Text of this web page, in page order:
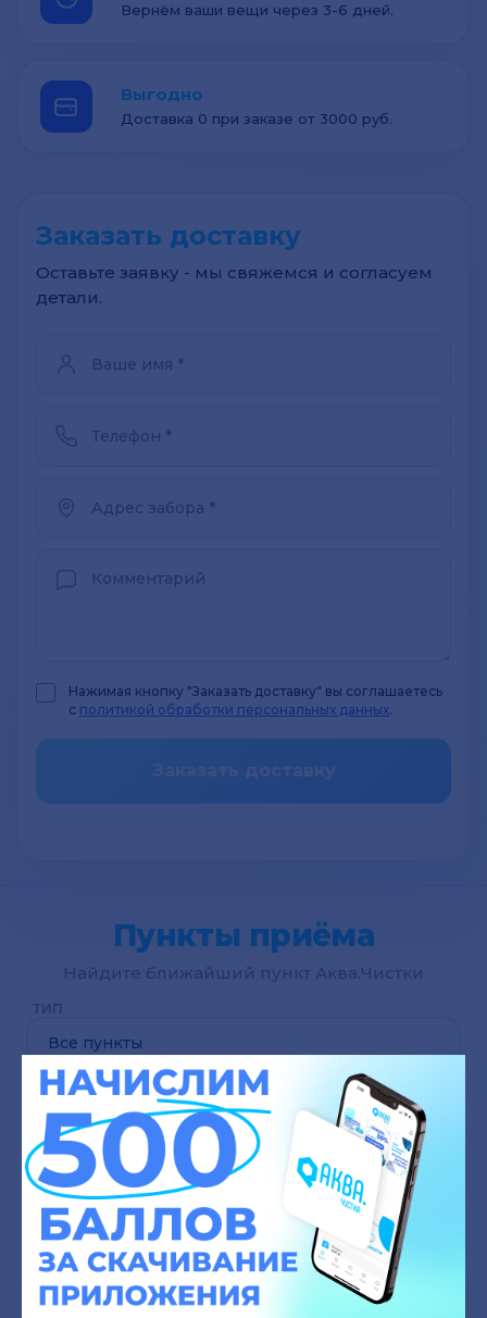
Вернём ваши вещи через 3-6 дней.
Выгодно
Доставка 0 при заказе от 3000 руб.
Заказать доставку
Оставьте заявку - мы свяжемся и согласуем
детали.
Нажимая кнопку "Заказать доставку" вы соглашаетесь
с политикой обработки персональных данных.
Заказать доставку
Пункты приёма
Найдите ближайший пункт Аква.Чистки
ТИП
РАЙОН
ПОИСК